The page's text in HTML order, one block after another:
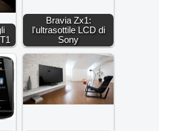
Bravia Zx1:
l'ultrasottile LCD di
Sony